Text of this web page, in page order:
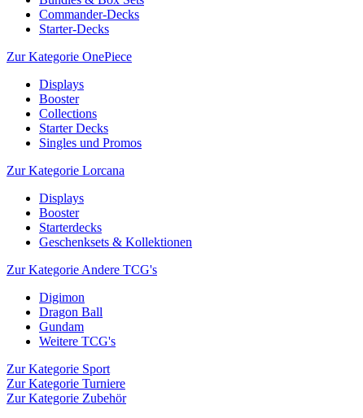
Commander-Decks
Starter-Decks
Zur Kategorie OnePiece
Displays
Booster
Collections
Starter Decks
Singles und Promos
Zur Kategorie Lorcana
Displays
Booster
Starterdecks
Geschenksets & Kollektionen
Zur Kategorie Andere TCG's
Digimon
Dragon Ball
Gundam
Weitere TCG's
Zur Kategorie Sport
Zur Kategorie Turniere
Zur Kategorie Zubehör